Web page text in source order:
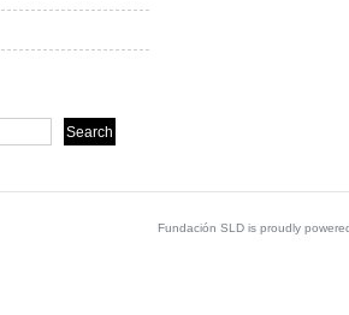
Fundación SLD is proudly